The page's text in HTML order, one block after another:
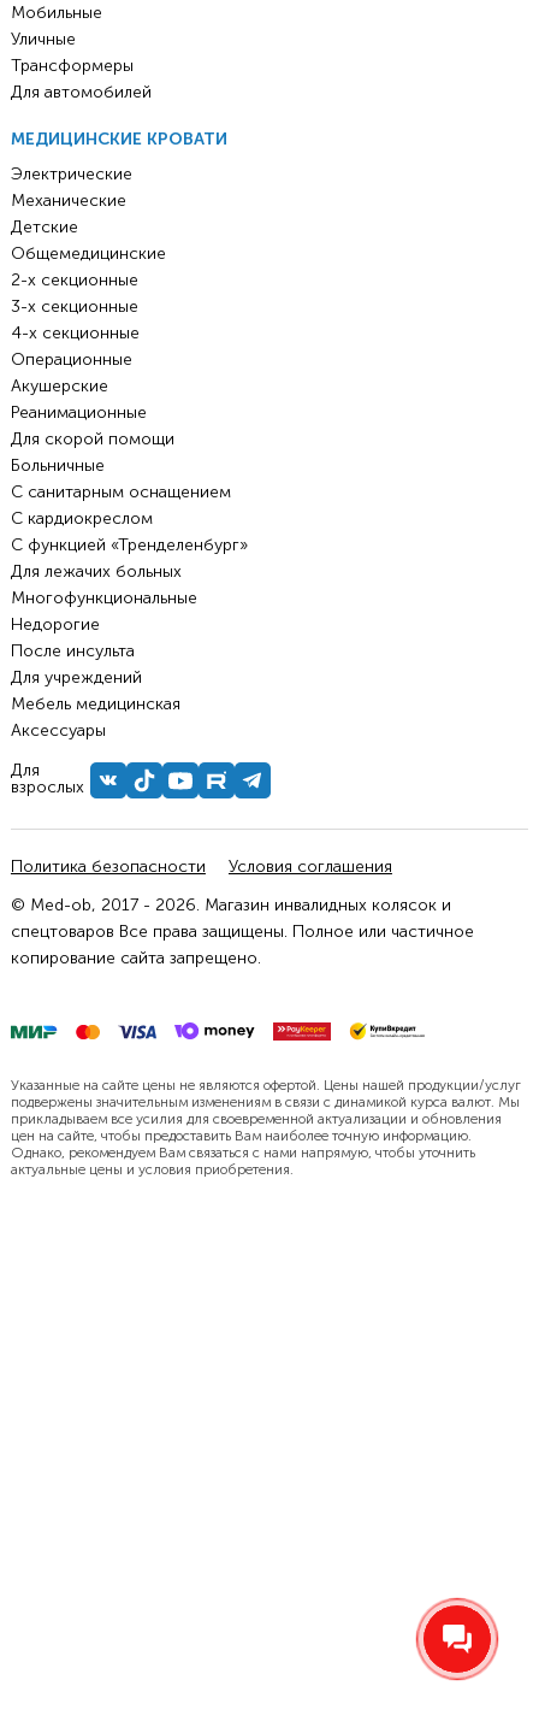
Мобильные
Уличные
Трансформеры
Для автомобилей
МЕДИЦИНСКИЕ КРОВАТИ
Электрические
Механические
Детские
Общемедицинские
2-х секционные
3-х секционные
4-х секционные
Операционные
Акушерские
Реанимационные
Для скорой помощи
Больничные
С санитарным оснащением
С кардиокреслом
С функцией «Тренделенбург»
Для лежачих больных
Многофункциональные
Недорогие
После инсульта
Для учреждений
Мебель медицинская
Аксессуары
Для
взрослых
Политика безопасности
Условия соглашения
© Med-ob, 2017 - 2026. Магазин инвалидных колясок и
спецтоваров Все права защищены. Полное или частичное
копирование сайта запрещено.
Указанные на сайте цены не являются офертой. Цены нашей продукции/услуг
подвержены значительным изменениям в связи с динамикой курса валют. Мы
прикладываем все усилия для своевременной актуализации и обновления
цен на сайте, чтобы предоставить Вам наиболее точную информацию.
Однако, рекомендуем Вам связаться с нами напрямую, чтобы уточнить
актуальные цены и условия приобретения.